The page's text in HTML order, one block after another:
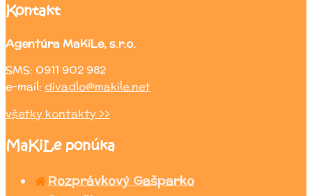
Kontakt
Agentúra MaKiLe, s.r.o.
SMS: 0911 902 982
e-mail: divadlo@makile.net
všetky kontakty >>
MaKiLe ponúka
Rozprávkový Gašparko